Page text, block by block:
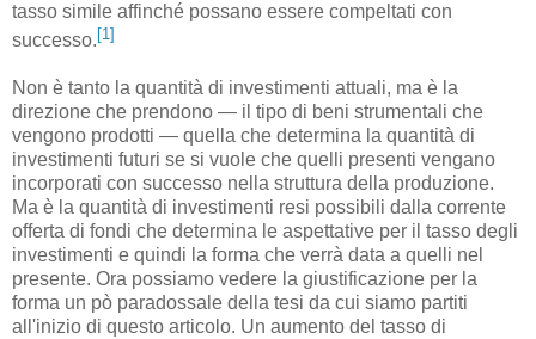
tasso simile affinché possano essere compeltati con
successo. [1]
Non è tanto la quantità di investimenti attuali, ma è la
direzione che prendono — il tipo di beni strumentali che
vengono prodotti — quella che determina la quantità di
investimenti futuri se si vuole che quelli presenti vengano
incorporati con successo nella struttura della produzione.
Ma è la quantità di investimenti resi possibili dalla corrente
offerta di fondi che determina le aspettative per il tasso degli
investimenti e quindi la forma che verrà data a quelli nel
presente. Ora possiamo vedere la giustificazione per la
forma un pò paradossale della tesi da cui siamo partiti
all'inizio di questo articolo. Un aumento del tasso di